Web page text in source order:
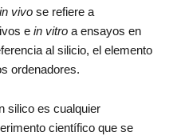
in vivose refiere a
e in vitroa ensayos en
al silicio, el elemento
ordenadores.
silico es cualquier
científico que se